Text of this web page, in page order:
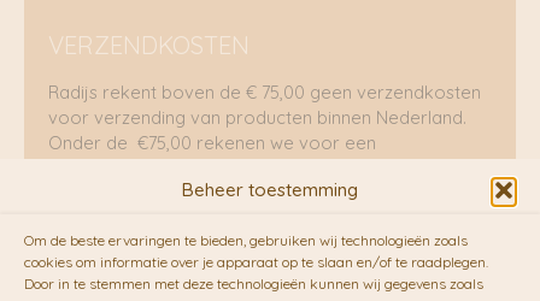
Beheer toestemming
Om de beste ervaringen te bieden, gebruiken wij technologieën zoals
cookies om informatie over je apparaat op te slaan en/of te raadplegen.
Door in te stemmen met deze technologieën kunnen wij gegevens zoals
VERZENDKOSTEN
Radijs rekent boven de € 75,00 geen verzendkosten
voor verzending van producten binnen Nederland.
Onder de €75,00 rekenen we voor een
RADIJS werkt samen met de duurzame bezorgdienst
vanFietskoeriers.nl. Pakketten (mits voorradig) voor